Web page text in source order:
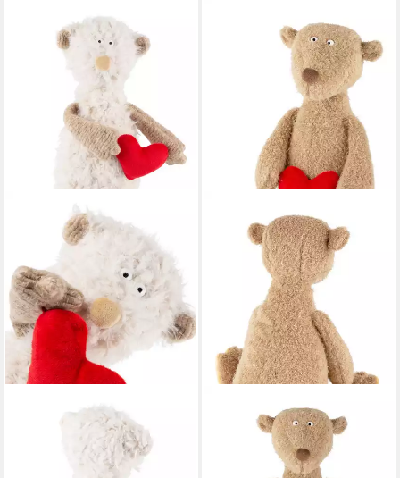
Kuscheltier Happy Valentines
Ach Good weiß mit Herz
BeastsTown (1-St)
Kuscheltier Happy Valentines
Ach Good braun mit Herz
BeastsTown (1-St)